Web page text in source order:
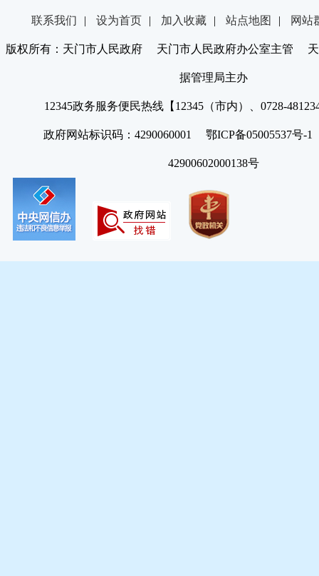
联系我们 | 设为首页 | 加入收藏 | 站点地图 | 网站
版权所有：天门市人民政府 天门市人民政府办公室主管 天
据管理局主办
12345政务服务便民热线【12345（市内）、0728-
政府网站标识码：4290060001 鄂ICP备05005537号
42900602000138号